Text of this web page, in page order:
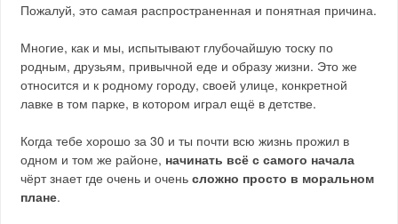
Пожалуй, это самая распространенная и понятная причина.
Многие, как и мы, испытывают глубочайшую тоску по
родным, друзьям, привычной еде и образу жизни. Это же
относится и к родному городу, своей улице, конкретной
лавке в том парке, в котором играл ещё в детстве.
Когда тебе хорошо за 30 и ты почти всю жизнь прожил в
одном и том же районе, начинать всё с самого начала
чёрт знает где очень и оченьсложно просто в моральном
плане.